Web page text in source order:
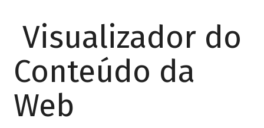
Visualizador do
Conteúdo da
Web